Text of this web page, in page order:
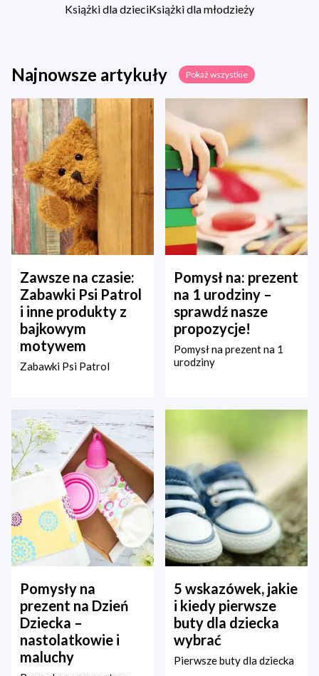
Książki dla dzieciKsiążki dla młodzieży
Najnowsze artykuły Pokaż wszystkie
Zawsze na czasie:
Zabawki Psi Patrol
i inne produkty z
bajkowym
motywem
Zabawki Psi Patrol
Pomysł na: prezent
na 1 urodziny –
sprawdź nasze
propozycje!
Pomysł na prezent na 1
urodziny
Pomysły na
prezent na Dzień
Dziecka –
nastolatkowie i
maluchy
5 wskazówek, jakie
i kiedy pierwsze
buty dla dziecka
wybrać
Pierwsze buty dla dziecka